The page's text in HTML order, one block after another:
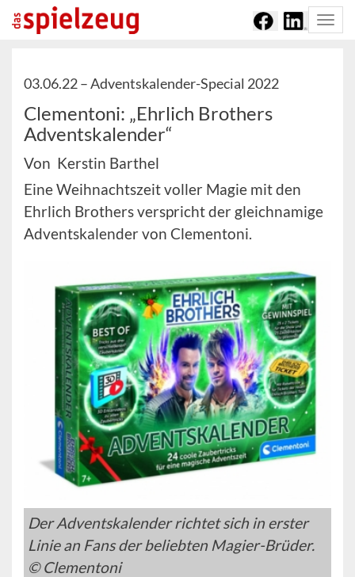
03.06.22 –Adventskalender-Special 2022
Clementoni: „Ehrlich Brothers
Adventskalender“
Von Kerstin Barthel
Eine Weihnachtszeit voller Magie mit den
Ehrlich Brothers verspricht der gleichnamige
Adventskalender von Clementoni.
Der Adventskalender richtet sich in erster
Linie an Fans der beliebten Magier-Brüder.
© Clementoni